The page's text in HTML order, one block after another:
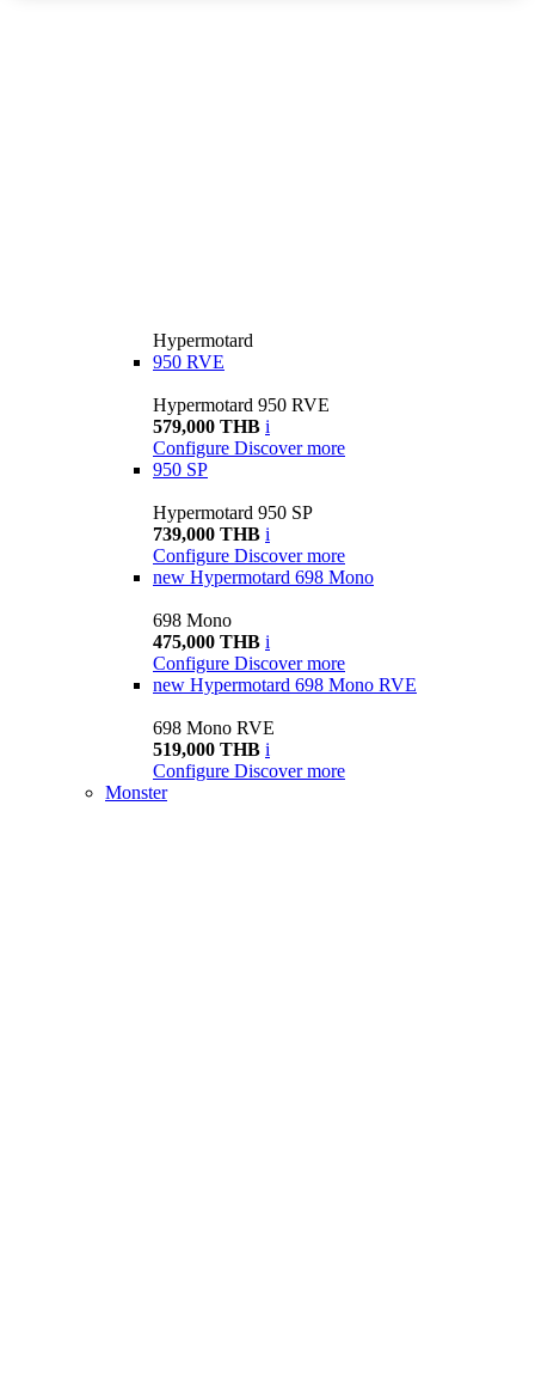
Hypermotard
950 RVE
Hypermotard 950 RVE
579,000 THB i
Configure Discover more
950 SP
Hypermotard 950 SP
739,000 THB i
Configure Discover more
new Hypermotard 698 Mono
698 Mono
475,000 THB i
Configure Discover more
new Hypermotard 698 Mono RVE
698 Mono RVE
519,000 THB i
Configure Discover more
Monster